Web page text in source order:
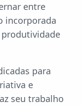
entre
incorporada
para
e
seu trabalho